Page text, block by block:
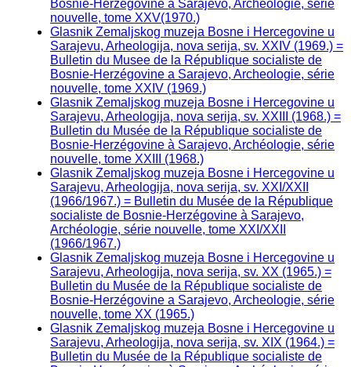
Bosnie-Herzégovine a Sarajevo, Archeologie, série
nouvelle, tome XXV(1970.)
Glasnik Zemaljskog muzeja Bosne i Hercegovine u
Sarajevu, Arheologija, nova serija, sv. XXIV (1969.) =
Bulletin du Musee de la République socialiste de
Bosnie-Herzégovine a Sarajevo, Archeologie, série
nouvelle, tome XXIV (1969.)
Glasnik Zemaljskog muzeja Bosne i Hercegovine u
Sarajevu, Arheologija, nova serija, sv. XXIII (1968.) =
Bulletin du Musée de la République socialiste de
Bosnie-Herzégovine à Sarajevo, Archéologie, série
nouvelle, tome XXIII (1968.)
Glasnik Zemaljskog muzeja Bosne i Hercegovine u
Sarajevu, Arheologija, nova serija, sv. XXI/XXII
(1966/1967.) = Bulletin du Musée de la République
socialiste de Bosnie-Herzégovine à Sarajevo,
Archéologie, série nouvelle, tome XXI/XXII
(1966/1967.)
Glasnik Zemaljskog muzeja Bosne i Hercegovine u
Sarajevu, Arheologija, nova serija, sv. XX (1965.) =
Bulletin du Musée de la République socialiste de
Bosnie-Herzégovine a Sarajevo, Archeologie, série
nouvelle, tome XX (1965.)
Glasnik Zemaljskog muzeja Bosne i Hercegovine u
Sarajevu, Arheologija, nova serija, sv. XIX (1964.) =
Bulletin du Musée de la République socialiste de